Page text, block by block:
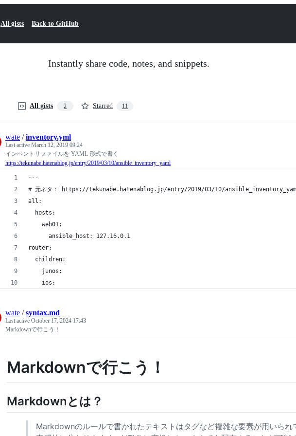
All gists Back to GitHub
Instantly share code, notes, and snippets.
All gists 2 Starred 11
wate /inventory.yml
Last active March 12, 2019 09:24
インベントリファイルを YAML 形式で書く
https://tekunabe.hatenablog.jp/entry/2019/03/10/ansible_inventory_yaml
---
# 元ネタ： https://tekunabe.hatenablog.jp/entry/2019/03/10/
all:
  hosts:
    web01:
      ansible_host: 127.16.0.1
router:
  children:
    junos:
    ios:
wate /syntax.md
Last active October 17, 2024 17:43
Markdownで行こう！
Markdownで行こう！
Markdownとは？
Markdownのルールで書かれたテキストはタグなど複雑な要素が用いられ